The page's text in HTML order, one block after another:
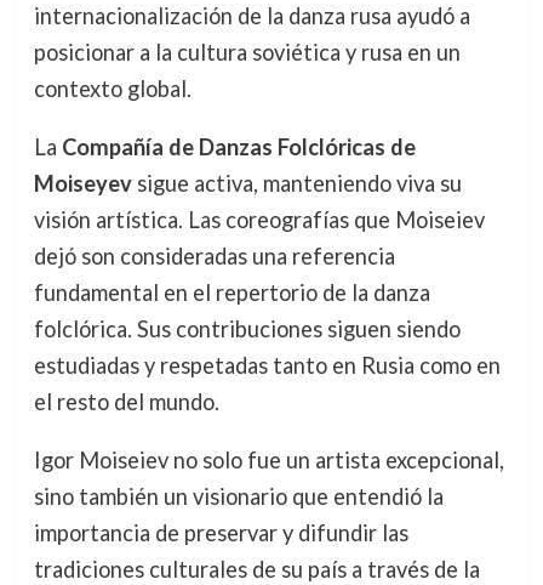
internacionalización de la danza rusa ayudó a
posicionar a la cultura soviética y rusa en un
contexto global.
La Compañía de Danzas Folclóricas de
Moiseyevsigue activa, manteniendo viva su
visión artística. Las coreografías que Moiseiev
dejó son consideradas una referencia
fundamental en el repertorio de la danza
folclórica. Sus contribuciones siguen siendo
estudiadas y respetadas tanto en Rusia como en
el resto del mundo.
Igor Moiseiev no solo fue un artista excepcional,
sino también un visionario que entendió la
importancia de preservar y difundir las
tradiciones culturales de su país a través de la